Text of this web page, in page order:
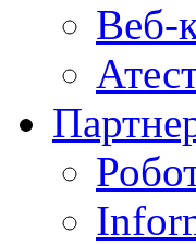
Веб-